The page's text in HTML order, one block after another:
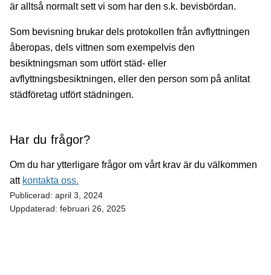
är alltså normalt sett vi som har den s.k. bevisbördan.
Som bevisning brukar dels protokollen från avflyttningen
åberopas, dels vittnen som exempelvis den
besiktningsman som utfört städ- eller
avflyttningsbesiktningen, eller den person som på anlitat
städföretag utfört städningen.
Har du frågor?
Om du har ytterligare frågor om vårt krav är du välkommen
att kontakta oss.
Publicerad: april 3, 2024
Uppdaterad: februari 26, 2025